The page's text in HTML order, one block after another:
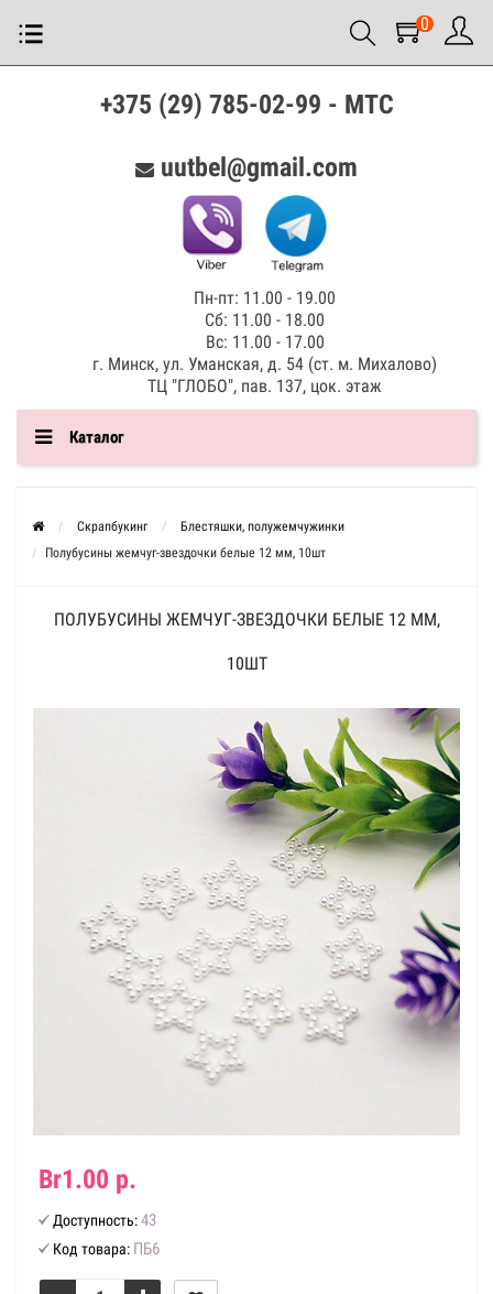
0
+375 (29) 785-02-99 - МТС
uutbel@gmail.com
Пн-пт: 11.00 - 19.00
Сб: 11.00 - 18.00
Вс: 11.00 - 17.00
г. Минск, ул. Уманская, д. 54 (ст. м. Михалово)
ТЦ "ГЛОБО", пав. 137, цок. этаж
Каталог
Скрапбукинг
Блестяшки, полужемчужинки
Полубусины жемчуг-звездочки белые 12 мм, 10шт
ПОЛУБУСИНЫ ЖЕМЧУГ-ЗВЕЗДОЧКИ БЕЛЫЕ 12 ММ,
10ШТ
Br1.00 р.
Доступность:43
Код товара: ПБ6